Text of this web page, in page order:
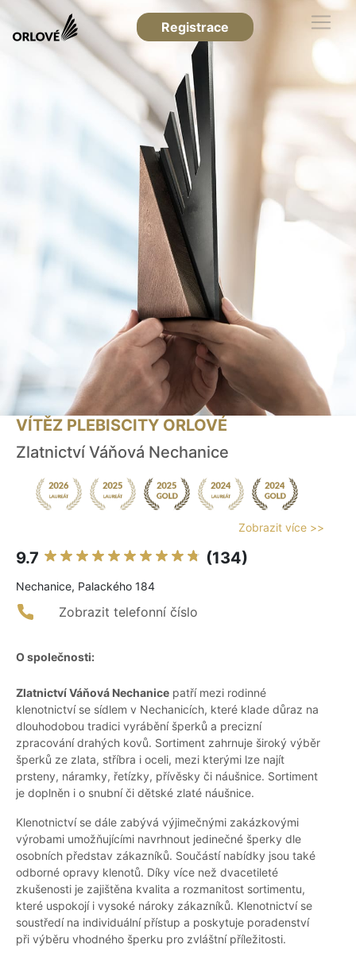
Registrace
VÍTĚZ PLEBISCITY ORLOVÉ
Zlatnictví Váňová Nechanice
Zobrazit více >>
9.7 (134)
Nechanice, Palackého 184
Zobrazit telefonní číslo
O společnosti:
Zlatnictví Váňová Nechanice patří mezi rodinné
klenotnictví se sídlem v Nechanicích, které klade důraz na
dlouhodobou tradici vyrábění šperků a precizní
zpracování drahých kovů. Sortiment zahrnuje široký výběr
šperků ze zlata, stříbra i oceli, mezi kterými lze najít
prsteny, náramky, řetízky, přívěsky či náušnice. Sortiment
je doplněn i o snubní či dětské zlaté náušnice.
Klenotnictví se dále zabývá výjimečnými zakázkovými
výrobami umožňujícími navrhnout jedinečné šperky dle
osobních představ zákazníků. Součástí nabídky jsou také
odborné opravy klenotů. Díky více než dvacetileté
zkušenosti je zajištěna kvalita a rozmanitost sortimentu,
které uspokojí i vysoké nároky zákazníků. Klenotnictví se
soustředí na individuální přístup a poskytuje poradenství
při výběru vhodného šperku pro zvláštní příležitosti.